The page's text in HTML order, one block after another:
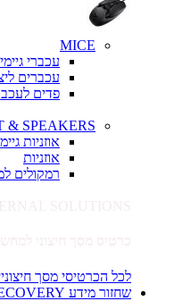
MICE
עכברי
עכברים
פדים
& SPEAKERS
אוזניות
אוזניות
רמקולים
לכל הכרטיסי מסך
שחזור מידע SMART-RECOVERY